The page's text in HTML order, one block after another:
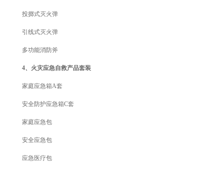
投掷式灭火弹
引线式灭火弹
多功能消防斧
4、火灾应急自救产品套装
家庭应急箱A套
安全防护应急箱C套
家庭应急包
安全应急包
应急医疗包